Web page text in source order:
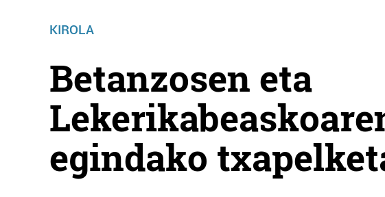
KIROLA
Betanzosen eta
egindako